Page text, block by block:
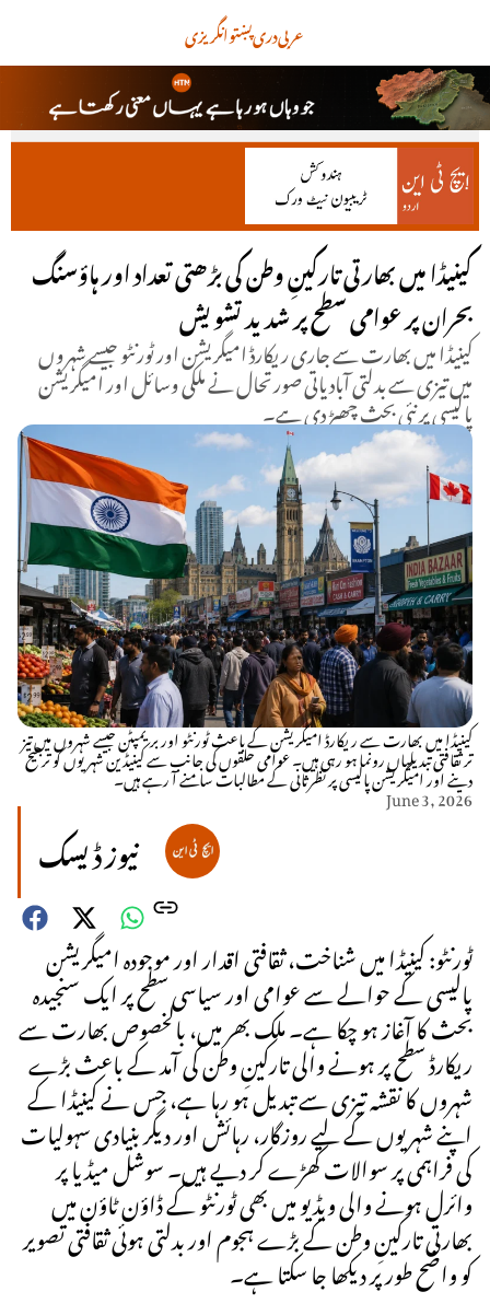
انگریزیپښتودریعربی
کینیڈا میں بھارتی تارکینِ وطن کی بڑھتی تعداد اور ہاؤسنگ
بحران پر عوامی سطح پر شدید تشویش
کینیڈا میں بھارت سے جاری ریکارڈ امیگریشن اور ٹورنٹو جیسے شہروں
میں تیزی سے بدلتی آبادیاتی صورتحال نے ملکی وسائل اور امیگریشن
پالیسی پر نئی بحث چھیڑ دی ہے۔
کینیڈا میں بھارت سے ریکارڈ امیگریشن کے باعث ٹورنٹو اور بریمپٹن جیسے شہروں میں تیز
تر ثقافتی تبدیلیاں رونما ہو رہی ہیں۔ عوامی حلقوں کی جانب سے کینیڈین شہریوں کو ترجیح
دینے اور امیگریشن پالیسی پر نظرثانی کے مطالبات سامنے آ رہے ہیں۔
June 3, 2026
نیوز ڈیسک
ٹورنٹو: کینیڈا میں شناخت، ثقافتی اقدار اور موجودہ امیگریشن
پالیسی کے حوالے سے عوامی اور سیاسی سطح پر ایک سنجیدہ
بحث کا آغاز ہو چکا ہے۔ ملک بھر میں، بالخصوص بھارت سے
ریکارڈ سطح پر ہونے والی تارکینِ وطن کی آمد کے باعث بڑے
شہروں کا نقشہ تیزی سے تبدیل ہو رہا ہے، جس نے کینیڈا کے
اپنے شہریوں کے لیے روزگار، رہائش اور دیگر بنیادی سہولیات
کی فراہمی پر سوالات کھڑے کر دیے ہیں۔ سوشل میڈیا پر
وائرل ہونے والی ویڈیو میں بھی ٹورنٹو کے ڈاؤن ٹاؤن میں
بھارتی تارکینِ وطن کے بڑے ہجوم اور بدلتی ہوئی ثقافتی تصویر
کو واضح طور پر دیکھا جا سکتا ہے۔